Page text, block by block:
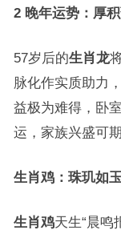
2 晚年运势：厚
57岁后的生肖龙
脉化作实质助力
益极为难得，卧
运，家族兴盛可期
生肖鸡：珠玑如
生肖鸡天生“晨鸣